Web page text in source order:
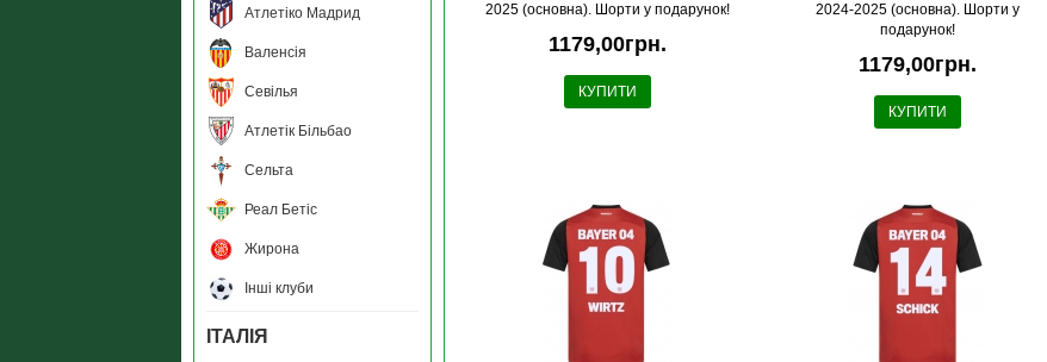
Атлетіко Мадрид
Валенсія
Севілья
Атлетік Більбао
Сельта
Реал Бетіс
Жирона
Інші клуби
ІТАЛІЯ
2025 (основна). Шорти у подарунок!
1179,00грн.
КУПИТИ
2024-2025 (основна). Шорти у
подарунок!
1179,00грн.
КУПИТИ